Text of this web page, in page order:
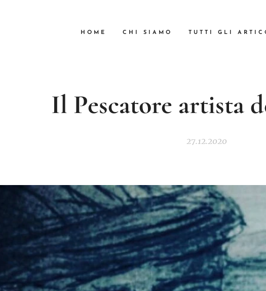
HOME CHI SIAMO TUTTI GLI
Il Pescatore artista
27.12.2020